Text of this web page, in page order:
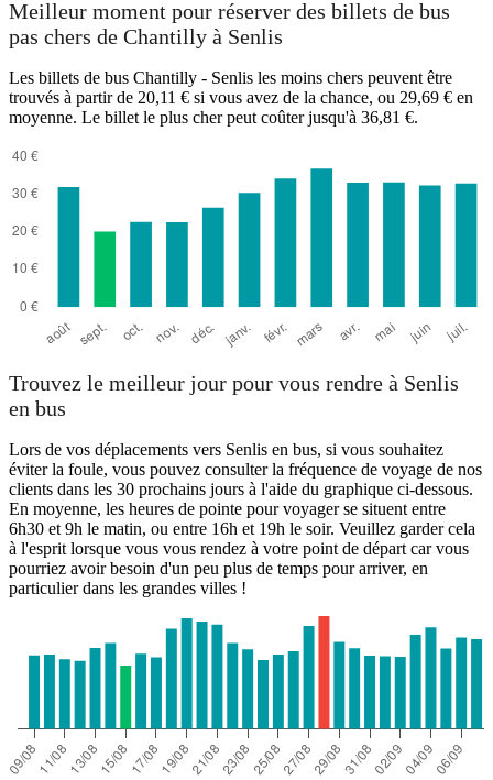
Chantilly
Senlis
Meilleur moment pour réserver des billets de bus
pas chers de Chantilly à Senlis
Les billets de bus Chantilly - Senlis les moins chers peuvent être
trouvés à partir de 20,11 € si vous avez de la chance, ou 29,69 € en
moyenne. Le billet le plus cher peut coûter jusqu'à 36,81 €.
Trouvez le meilleur jour pour vous rendre à Senlis
en bus
Lors de vos déplacements vers Senlis en bus, si vous souhaitez
éviter la foule, vous pouvez consulter la fréquence de voyage de nos
clients dans les 30 prochains jours à l'aide du graphique ci-dessous.
En moyenne, les heures de pointe pour voyager se situent entre
6h30 et 9h le matin, ou entre 16h et 19h le soir. Veuillez garder cela
à l'esprit lorsque vous vous rendez à votre point de départ car vous
pourriez avoir besoin d'un peu plus de temps pour arriver, en
particulier dans les grandes villes !